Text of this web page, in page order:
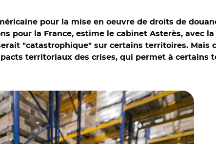
pour la mise en oeuvre de droits de
pour la France, estime le cabinet Asterès, avec
"catastrophique" sur certains territoires. Mais
territoriaux des crises, qui permet à certains